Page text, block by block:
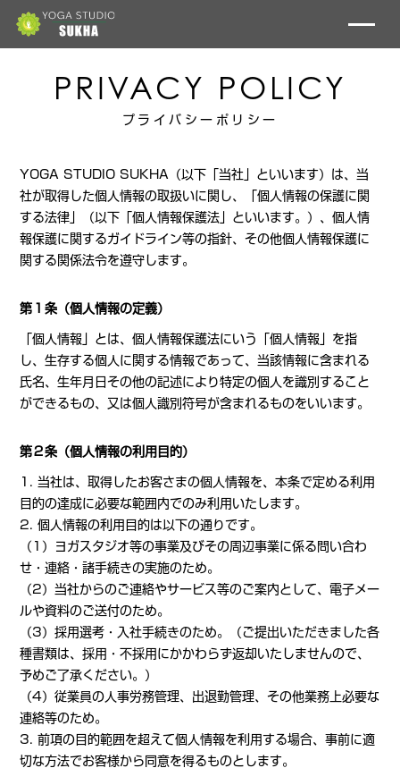
PRIVACY POLICY
プライバシーポリシー
YOGA STUDIO SUKHA（以下「当社」といいます）は、当
社が取得した個人情報の取扱いに関し、「個人情報の保護に関
する法律」（以下「個人情報保護法」といいます。）、個人情
報保護に関するガイドライン等の指針、その他個人情報保護に
関する関係法令を遵守します。
第１条（個人情報の定義）
「個人情報」とは、個人情報保護法にいう「個人情報」を指
し、生存する個人に関する情報であって、当該情報に含まれる
氏名、生年月日その他の記述により特定の個人を識別すること
ができるもの、又は個人識別符号が含まれるものをいいます。
第２条（個人情報の利用目的）
1. 当社は、取得したお客さまの個人情報を、本条で定める利用
目的の達成に必要な範囲内でのみ利用いたします。
2. 個人情報の利用目的は以下の通りです。
（1）ヨガスタジオ等の事業及びその周辺事業に係る問い合わ
せ・連絡・諸手続きの実施のため。
（2）当社からのご連絡やサービス等のご案内として、電子メー
ルや資料のご送付のため。
（3）採用選考・入社手続きのため。（ご提出いただきました各
種書類は、採用・不採用にかかわらず返却いたしませんので、
予めご了承ください。）
（4）従業員の人事労務管理、出退勤管理、その他業務上必要な
連絡等のため。
3. 前項の目的範囲を超えて個人情報を利用する場合、事前に適
切な方法でお客様から同意を得るものとします。